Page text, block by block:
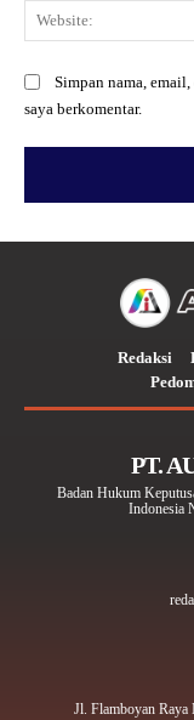
Simpan nama,
saya berkomentar.
Redaksi
PT.
Badan Hukum
Indonesia
Jl. Flamboyan Raya